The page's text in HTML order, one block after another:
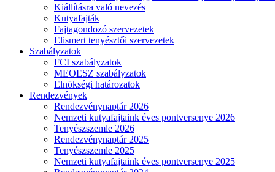
Kiállításra való nevezés
Kutyafajták
Fajtagondozó szervezetek
Elismert tenyésztői szervezetek
Szabályzatok
FCI szabályzatok
MEOESZ szabályzatok
Elnökségi határozatok
Rendezvények
Rendezvénynaptár 2026
Nemzeti kutyafajtaink éves pontversenye 2026
Tenyészszemle 2026
Rendezvénynaptár 2025
Tenyészszemle 2025
Nemzeti kutyafajtaink éves pontversenye 2025